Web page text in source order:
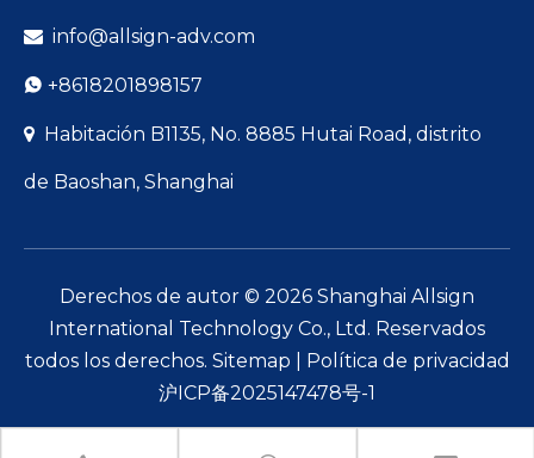
 info@allsign-adv.com
 +8618201898157
 Habitación B1135, No. 8885 Hutai Road, distrito
de Baoshan, Shanghai
Derechos de autor © 2026 Shanghai Allsign
International Technology Co., Ltd. Reservados
todos los derechos. Sitemap
Política de privacidad
沪ICP备2025147478号-1